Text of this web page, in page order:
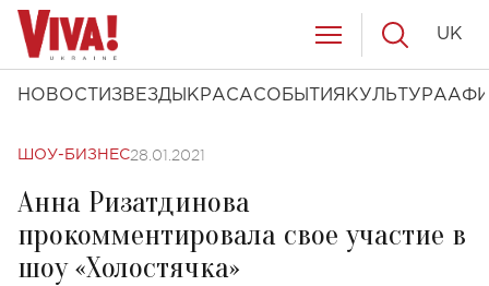
НОВОСТИ ЗВЕЗДЫ КРАСАСОБЫТИЯ КУЛЬТУРА
UK
ШОУ-БИЗНЕС28.01.2021
Анна Ризатдинова
прокомментировала свое участие в
шоу «Холостячка»